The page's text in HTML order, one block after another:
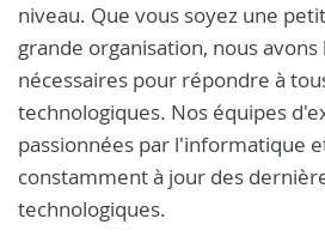
niveau. Que vous soyez une
grande organisation, nous
nécessaires pour répondre à
technologiques. Nos équipes
passionnées par l'informatique
constamment à jour des
technologiques.